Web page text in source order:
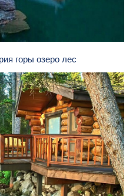
горы озеро лес